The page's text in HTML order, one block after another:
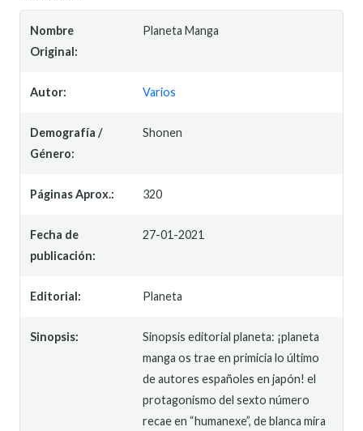
Nombre
Original:
Planeta Manga
Autor: Varios
Demografía /
Género:
Shonen
Páginas Aprox.: 320
Fecha de
publicación:
27-01-2021
Editorial: Planeta
Sinopsis:
Sinopsis editorial planeta: ¡planeta
manga os trae en primicia lo último
de autores españoles en japón! el
protagonismo del sexto número
recae en “humanexe”, de blanca mira